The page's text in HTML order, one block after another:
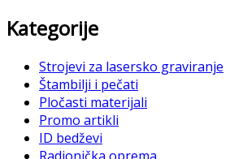
Kategorije
Strojevi za lasersko graviranje
Štambilji i pečati
Pločasti materijali
Promo artikli
ID bedževi